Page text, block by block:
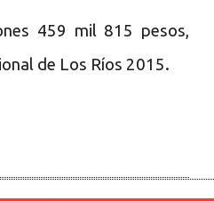
459 mil 815 pesos,
de Los Ríos 2015.